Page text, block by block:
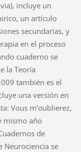
incluye un
un artículo
secundarias, y
en el proceso
cuaderno se
la Teoría
también es el
una versión en
Vous m’oublierez,
mismo año
de
Neurociencia se